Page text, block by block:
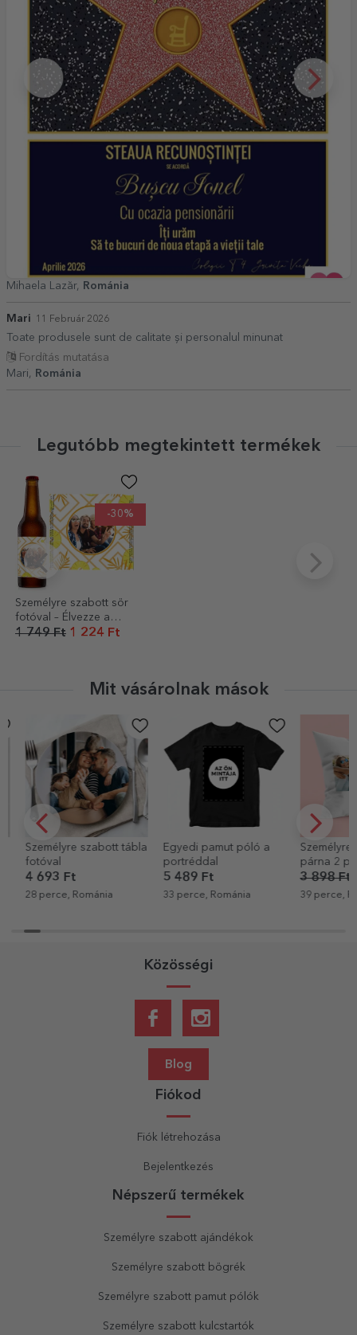
Mihaela Lazăr, Románia
Mari 11 Február 2026
Toate produsele sunt de calitate și personalul minunat
Fordítás mutatása
Mari,
Románia
Legutóbb megtekintett termékek
-30%
Személyre szabott sör
fotóval – Élvezze a
nyarat!
1 749 Ft 1 224 Ft
Mit vásárolnak mások
Személyre szabott tábla
fotóval
4 693 Ft
28 perce, Románia
Egyedi pamut póló a
portréddal
5 489 Ft
33 perce, Románia
Személyre
párna 2
és
3 898 Ft2
39 perce,
Közösségi
Blog
Fiókod
Fiók létrehozása
Bejelentkezés
Népszerű termékek
Személyre szabott ajándékok
Személyre szabott bögrék
Személyre szabott pamut pólók
Személyre szabott kulcstartók